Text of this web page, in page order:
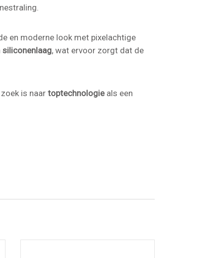
en moderne look met pixelachtige
siliconenlaag, wat ervoor zorgt dat de
is naar toptechnologieals een